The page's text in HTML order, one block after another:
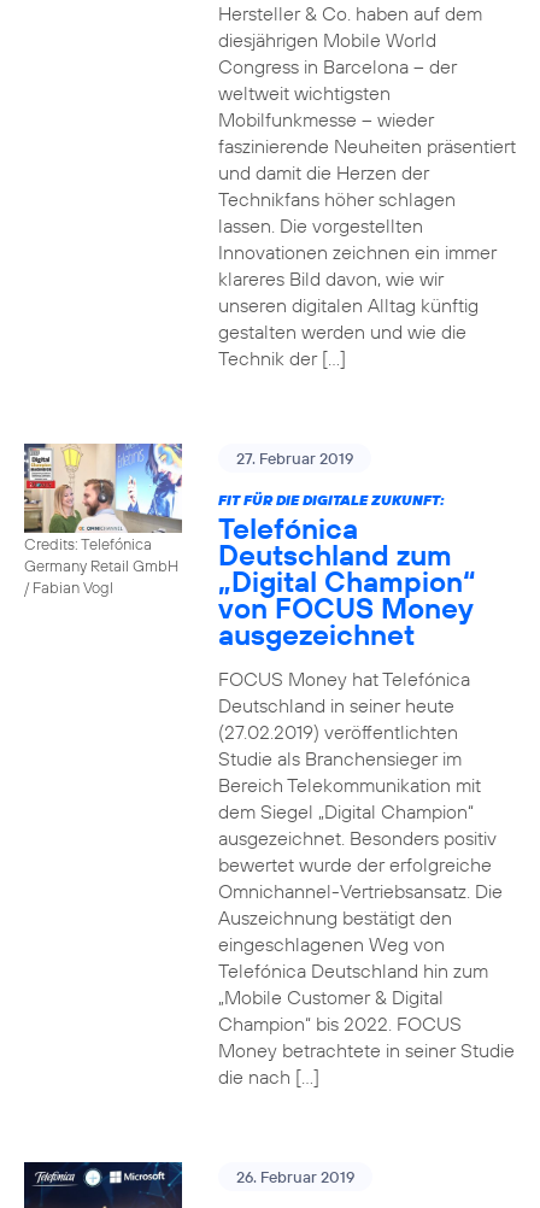
Hersteller & Co. haben auf dem
diesjährigen Mobile World
Congress in Barcelona – der
weltweit wichtigsten
Mobilfunkmesse – wieder
faszinierende Neuheiten präsentiert
und damit die Herzen der
Technikfans höher schlagen
lassen. Die vorgestellten
Innovationen zeichnen ein immer
klareres Bild davon, wie wir
unseren digitalen Alltag künftig
gestalten werden und wie die
Technik der […]
Credits: Telefónica
Germany Retail GmbH
/ Fabian Vogl
27. Februar 2019
FIT FÜR DIE DIGITALE ZUKUNFT:
Telefónica
Deutschland zum
„Digital Champion“
von FOCUS Money
ausgezeichnet
FOCUS Money hat Telefónica
Deutschland in seiner heute
(27.02.2019) veröffentlichten
Studie als Branchensieger im
Bereich Telekommunikation mit
dem Siegel „Digital Champion“
ausgezeichnet. Besonders positiv
bewertet wurde der erfolgreiche
Omnichannel-Vertriebsansatz. Die
Auszeichnung bestätigt den
eingeschlagenen Weg von
Telefónica Deutschland hin zum
„Mobile Customer & Digital
Champion“ bis 2022. FOCUS
Money betrachtete in seiner Studie
die nach […]
26. Februar 2019